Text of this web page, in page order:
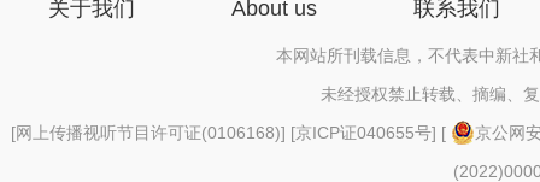
关于我们 About us 联系我们
本网站所刊载信息，不代表中新社
未经授权禁止转载、摘编、
[网上传播视听节目许可证(0106168)] [京ICP证040655号] [
京公网